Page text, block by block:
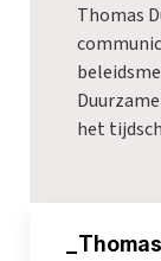
Thomas
het